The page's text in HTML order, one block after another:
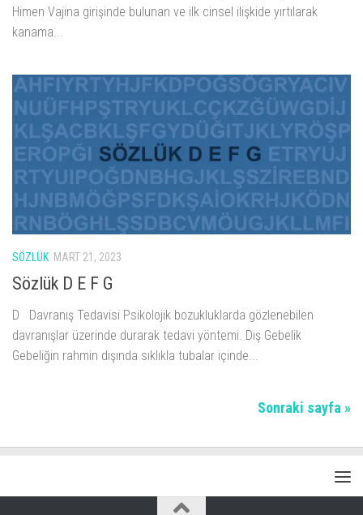
Himen Vajina girişinde bulunan ve ilk cinsel ilişkide yırtılarak
kanama...
SÖZLÜK MART 21, 2023
Sözlük D E F G
D Davranış Tedavisi Psikolojik bozukluklarda gözlenebilen
davranışlar üzerinde durarak tedavi yöntemi. Dış Gebelik
Gebeliğin rahmin dışında sıklıkla tubalar içinde...
Sonraki sayfa »